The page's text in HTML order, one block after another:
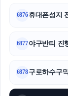
6876휴대폰성지
6877야구반티 진
6878구로하수구